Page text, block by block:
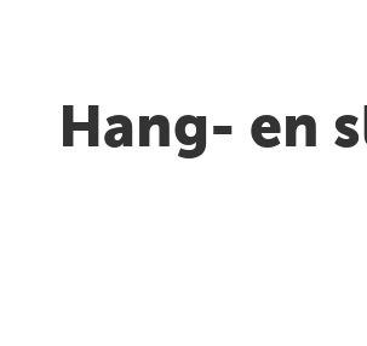
Hang- en